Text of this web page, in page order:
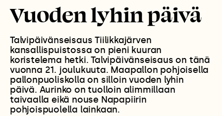
Vuoden lyhin päivä
Talvipäivänseisaus Tiilikkajärven
kansallispuistossa on pieni kuuran
koristelema hetki. Talvipäivänseisaus on tänä
vuonna 21. joulukuuta. Maapallon pohjoisella
pallonpuoliskolla on silloin vuoden lyhin
päivä. Aurinko on tuolloin alimmillaan
taivaalla eikä nouse Napapiirin
pohjoispuolella lainkaan.